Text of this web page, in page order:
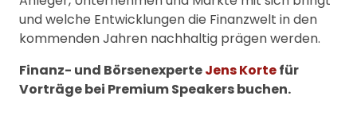
und welche Entwicklungen die Finanzwelt in den
kommenden Jahren nachhaltig prägen werden.
Finanz- und BörsenexperteJens Kortefür
Vorträge bei Premium Speakers buchen.